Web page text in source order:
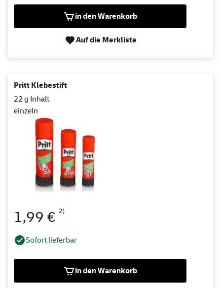
in den Warenkorb
Auf die Merkliste
Pritt Klebestift
22 g Inhalt
einzeln
1,99 € 2)
Sofort lieferbar
in den Warenkorb